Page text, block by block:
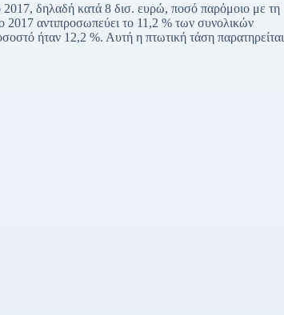
δηλαδή κατά 8 δισ. ευρώ, ποσό παρόμοιο με τη
αντιπροσωπεύει το 11,2 % των συνολικών
ήταν 12,2 %. Αυτή η πτωτική τάση παρατηρείται